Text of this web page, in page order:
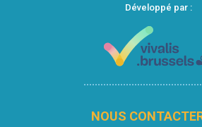
Développé par :
NOUS